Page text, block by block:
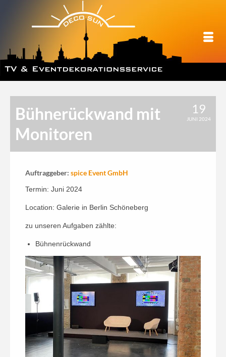
19
JUNI 2024
Bühnerückwand mit
Monitoren
Auftraggeber: spice Event GmbH
Termin: Juni 2024
Location: Galerie in Berlin Schöneberg
zu unseren Aufgaben zählte:
Bühnenrückwand